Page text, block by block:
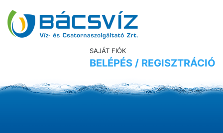
SAJÁT FIÓK
BELÉPÉS / REGISZTRÁCIÓ